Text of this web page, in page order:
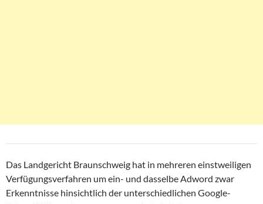
Das Landgericht Braunschweig hat in mehreren einstweiligen
Verfügungsverfahren um ein- und dasselbe Adword zwar
Erkenntnisse hinsichtlich der unterschiedlichen Google-